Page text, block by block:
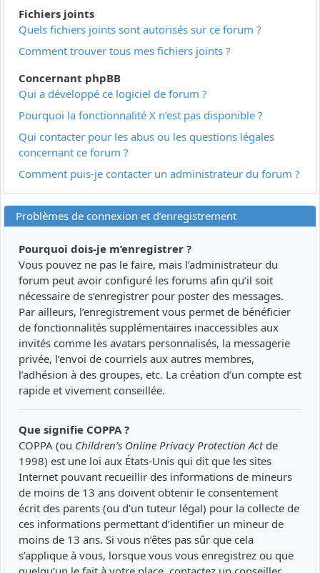
Fichiers joints
Quels fichiers joints sont autorisés sur ce forum ?
Comment trouver tous mes fichiers joints ?
Concernant phpBB
Qui a développé ce logiciel de forum ?
Pourquoi la fonctionnalité X n’est pas disponible ?
Qui contacter pour les abus ou les questions légales
concernant ce forum ?
Comment puis-je contacter un administrateur du forum ?
Problèmes de connexion et d’enregistrement
Pourquoi dois-je m’enregistrer ?
Vous pouvez ne pas le faire, mais l’administrateur du
forum peut avoir configuré les forums afin qu’il soit
nécessaire de s’enregistrer pour poster des messages.
Par ailleurs, l’enregistrement vous permet de bénéficier
de fonctionnalités supplémentaires inaccessibles aux
invités comme les avatars personnalisés, la messagerie
privée, l’envoi de courriels aux autres membres,
l’adhésion à des groupes, etc. La création d’un compte est
rapide et vivement conseillée.
Que signifie COPPA ?
COPPA (ou Children’s Online Privacy Protection Actde
1998) est une loi aux États-Unis qui dit que les sites
Internet pouvant recueillir des informations de mineurs
de moins de 13 ans doivent obtenir le consentement
écrit des parents (ou d’un tuteur légal) pour la collecte de
ces informations permettant d’identifier un mineur de
moins de 13 ans. Si vous n’êtes pas sûr que cela
s’applique à vous, lorsque vous vous enregistrez ou que